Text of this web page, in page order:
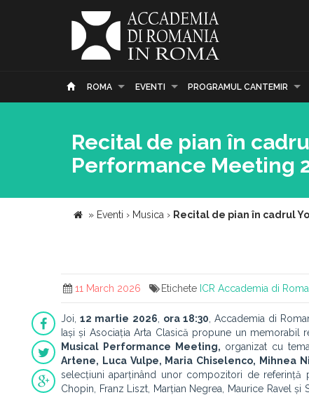
ROMA EVENTI PROGRAMUL CANTEMIR
Recital de pian în
Performance Meeting
» Eventi › Musica › Recital de pian în cadrul
11 March 2026 Etichete ICR Accademia di
Joi,12 martie 2026 ora 18:30 , Accademia di
Iași și Asociația Arta Clasică propune un
Musical Performance Meeting, organizat cu
Artene, Luca Vulpe, Maria Chiselenco, Mihnea
selecțiuni aparținând unor compozitori de referință
Chopin, Franz Liszt, Marțian Negrea, Maurice Ravel